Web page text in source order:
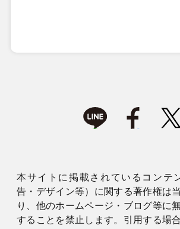
本サイトに掲載されているコンテ
告・デザイン等）に関する著作権は
り、他のホームページ・ブログ等に
することを禁止します。引用する場